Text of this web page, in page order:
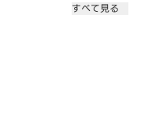
すべて見る